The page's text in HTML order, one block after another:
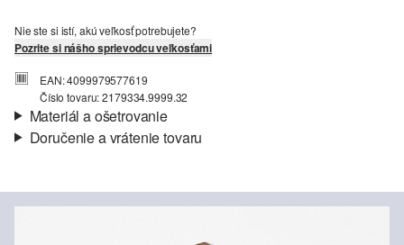
Nie ste si istí, akú veľkosť potrebujete?
Pozrite si nášho sprievodcu veľkosťami
EAN: 4099979577619
Číslo tovaru: 2179334.9999.32
Materiál a ošetrovanie
Materiál: Bavlna
Doručenie a vrátenie tovaru
Vaša objednávka bude odoslaná do 4-8 pracovných dní